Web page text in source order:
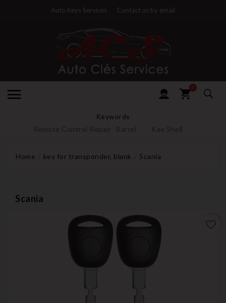
Auto Keys Services Contact us by email
0
Keywords
Remote Control Repair Barrel Key Shell
Home key for transponder, blank Scania
Scania